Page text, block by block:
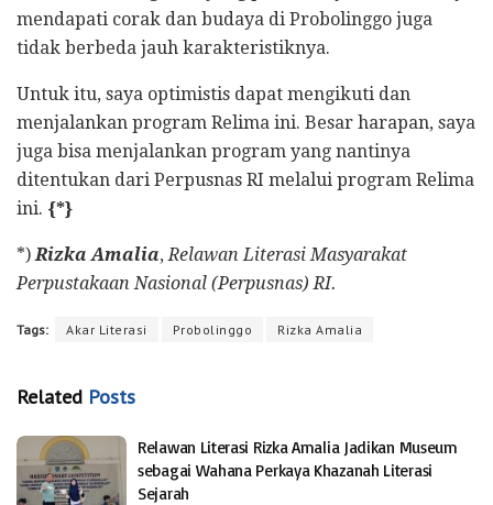
mendapati corak dan budaya di Probolinggo juga
tidak berbeda jauh karakteristiknya.
Untuk itu, saya optimistis dapat mengikuti dan
menjalankan program Relima ini. Besar harapan, saya
juga bisa menjalankan program yang nantinya
ditentukan dari Perpusnas RI melalui program Relima
ini. {*}
*) Rizka Amalia, Relawan Literasi Masyarakat
Perpustakaan Nasional (Perpusnas) RI.
Tags: Akar Literasi Probolinggo Rizka Amalia
Related Posts
Relawan Literasi Rizka Amalia Jadikan Museum
sebagai Wahana Perkaya Khazanah Literasi
Sejarah